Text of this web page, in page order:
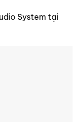
System tại